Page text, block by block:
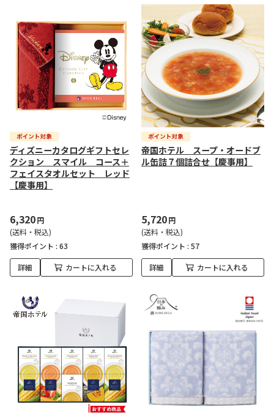
ディズニーカタログギフトセレ
クション スマイル コース＋
フェイスタオルセット レッド
【慶事用】
6,320円
(送料・税込)
獲得ポイント : 63
詳細 カートに入れる
帝国ホテル スープ・オードブ
ル缶詰７個詰合せ【慶事用】
5,720円
(送料・税込)
獲得ポイント : 57
詳細 カートに入れる